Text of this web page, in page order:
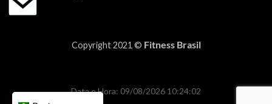
Copyright 2021 © Fitness Brasil
Data e Hora: 09/08/2026 10:24:02